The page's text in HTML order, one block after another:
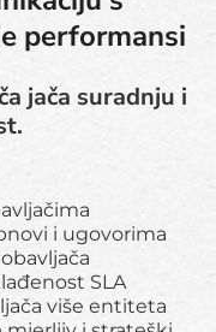
performansi
jača suradnju i
i ugovorima
SLA
više entiteta